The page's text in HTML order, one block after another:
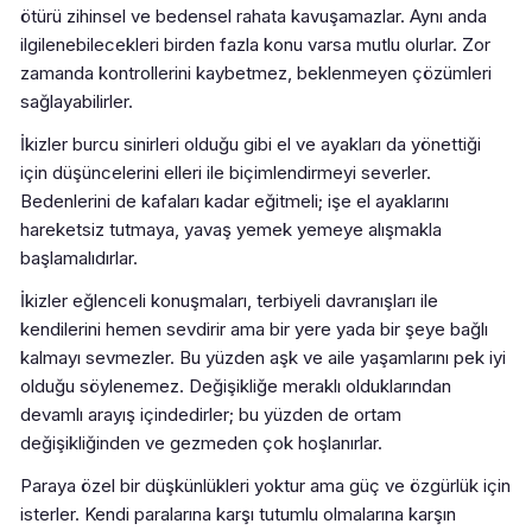
ötürü zihinsel ve bedensel rahata kavuşamazlar. Aynı anda
ilgilenebilecekleri birden fazla konu varsa mutlu olurlar. Zor
zamanda kontrollerini kaybetmez, beklenmeyen çözümleri
sağlayabilirler.
İkizler burcu sinirleri olduğu gibi el ve ayakları da yönettiği
için düşüncelerini elleri ile biçimlendirmeyi severler.
Bedenlerini de kafaları kadar eğitmeli; işe el ayaklarını
hareketsiz tutmaya, yavaş yemek yemeye alışmakla
başlamalıdırlar.
İkizler eğlenceli konuşmaları, terbiyeli davranışları ile
kendilerini hemen sevdirir ama bir yere yada bir şeye bağlı
kalmayı sevmezler. Bu yüzden aşk ve aile yaşamlarını pek iyi
olduğu söylenemez. Değişikliğe meraklı olduklarından
devamlı arayış içindedirler; bu yüzden de ortam
değişikliğinden ve gezmeden çok hoşlanırlar.
Paraya özel bir düşkünlükleri yoktur ama güç ve özgürlük için
isterler. Kendi paralarına karşı tutumlu olmalarına karşın